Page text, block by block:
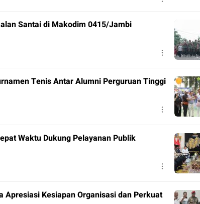
Santai di Makodim 0415/Jambi
Tenis Antar Alumni Perguruan Tinggi
Waktu Dukung Pelayanan Publik
Apresiasi Kesiapan Organisasi dan Perkuat